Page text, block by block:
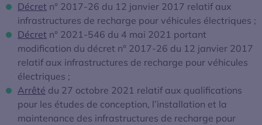
Décret n° 2017-26 du 12 janvier 2017 relatif aux
infrastructures de recharge pour véhicules électriques ;
Décret n° 2021-546 du 4 mai 2021 portant
modification du décret n° 2017-26 du 12 janvier 2017
relatif aux infrastructures de recharge pour véhicules
électriques ;
Arrêté du 27 octobre 2021 relatif aux qualifications
pour les études de conception, l’installation et la
maintenance des infrastructures de recharge pour